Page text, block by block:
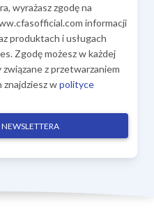
wyrażasz zgodę na
informacji
produktach i usługach
Zgodę możesz w każdej
z przetwarzaniem
wpolityce